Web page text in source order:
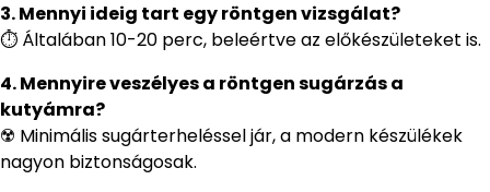
3. Mennyi ideig tart egy röntgen vizsgálat?
⏱ Általában 10-20 perc, beleértve az előkészületeket is.
4. Mennyire veszélyes a röntgen sugárzás a
kutyámra?
☢️ Minimális sugárterheléssel jár, a modern készülékek
nagyon biztonságosak.